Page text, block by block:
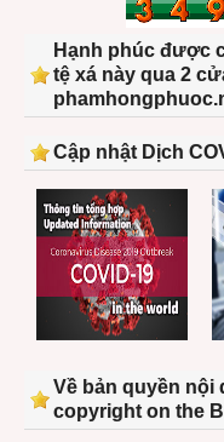
Hạnh phúc được
tệ xá này qua 2
Cập nhật Dịch
Về bản quyền nội
copyright on the